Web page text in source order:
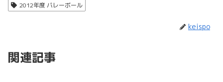
2012年度 バレーボール
keispo
関連記事